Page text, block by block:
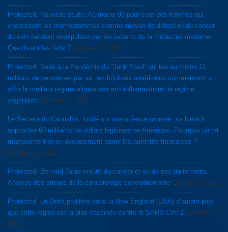
Protected: Nouvelle étude: Au moins 90 pour-cent des femmes qui
choisissent les mamogrammes comme moyen de détection du cancer
du sein seraient manipulées par les experts de la médecine moderne.
Que disent les faits ? October 6, 2021
Protected: Suite à la Pandémie du “Junk Food” qui tue au moins 11
millions de personnes par an, les hôpitaux américains commencent a
offrir le meilleur régime alimentaire anti-inflammatoire, le régime
végétalien. October 6, 2021
Le Secteur du Cannabis, fondé sur une science robuste, va bientôt
approcher 60 milliards de dollars légitimes en Amérique: Pourquoi un tel
manquement et-ou aveuglement parmi les autorités françaises ?
October 5, 2021
Protected: Bernard Tapie meurt: du cancer et-ou de ses traitements.
Analyse des erreurs de la cancérologie conventionnelle October 5, 2021
Protected: Le Delta prolifère dans la New England (USA) d’autant plus
que cette région est la plus vaccinée contre le SARS CoV-2. October 3,
2021